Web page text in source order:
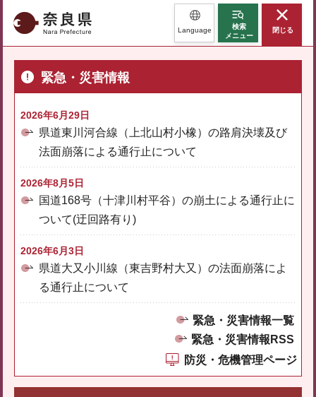
奈良県 Language
検索
メニュー
閉じる
緊急・災害情報
2026年6月29日
県道東川河合線（上北山村小橡）の路肩決壊及び
法面崩落による通行止について
2026年8月5日
国道168号（十津川村平谷）の崩土による通行止に
ついて(迂回路有り)
2026年6月3日
県道大又小川線（東吉野村大又）の法面崩落によ
る通行止について
緊急・災害情報一覧
緊急・災害情報RSS
防災・危機管理ページ